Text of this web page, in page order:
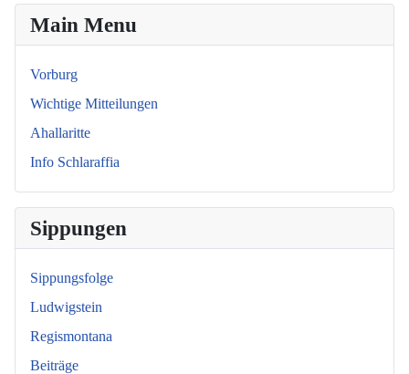
Main Menu
Vorburg
Wichtige Mitteilungen
Ahallaritte
Info Schlaraffia
Sippungen
Sippungsfolge
Ludwigstein
Regismontana
Beiträge